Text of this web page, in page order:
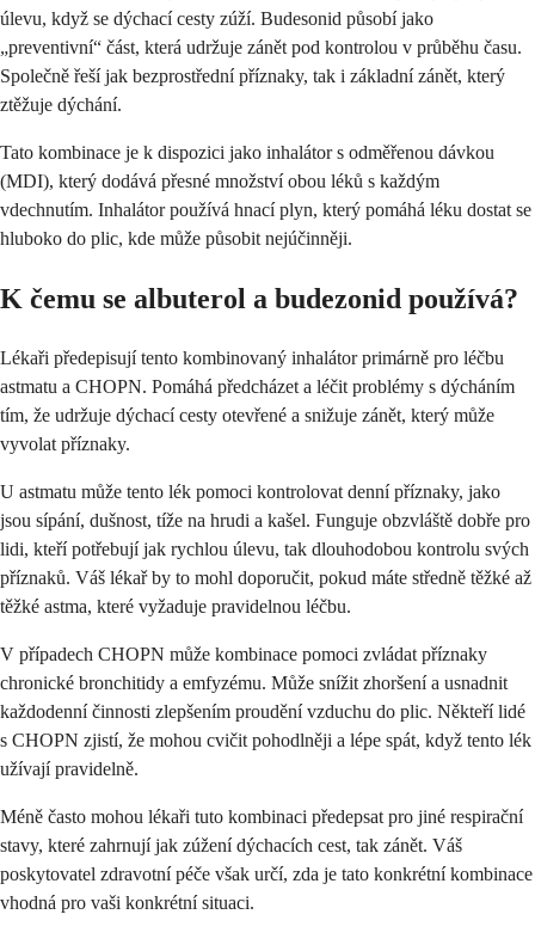
úlevu, když se dýchací cesty zúží. Budesonid působí jako
„preventivní“ část, která udržuje zánět pod kontrolou v průběhu času.
Společně řeší jak bezprostřední příznaky, tak i základní zánět, který
ztěžuje dýchání.
Tato kombinace je k dispozici jako inhalátor s odměřenou dávkou
(MDI), který dodává přesné množství obou léků s každým
vdechnutím. Inhalátor používá hnací plyn, který pomáhá léku dostat se
hluboko do plic, kde může působit nejúčinněji.
K čemu se albuterol a budezonid používá?
Lékaři předepisují tento kombinovaný inhalátor primárně pro léčbu
astmatu a CHOPN. Pomáhá předcházet a léčit problémy s dýcháním
tím, že udržuje dýchací cesty otevřené a snižuje zánět, který může
vyvolat příznaky.
U astmatu může tento lék pomoci kontrolovat denní příznaky, jako
jsou sípání, dušnost, tíže na hrudi a kašel. Funguje obzvláště dobře pro
lidi, kteří potřebují jak rychlou úlevu, tak dlouhodobou kontrolu svých
příznaků. Váš lékař by to mohl doporučit, pokud máte středně těžké až
těžké astma, které vyžaduje pravidelnou léčbu.
V případech CHOPN může kombinace pomoci zvládat příznaky
chronické bronchitidy a emfyzému. Může snížit zhoršení a usnadnit
každodenní činnosti zlepšením proudění vzduchu do plic. Někteří lidé
s CHOPN zjistí, že mohou cvičit pohodlněji a lépe spát, když tento lék
užívají pravidelně.
Méně často mohou lékaři tuto kombinaci předepsat pro jiné respirační
stavy, které zahrnují jak zúžení dýchacích cest, tak zánět. Váš
poskytovatel zdravotní péče však určí, zda je tato konkrétní kombinace
vhodná pro vaši konkrétní situaci.